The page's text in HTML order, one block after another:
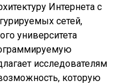
Интернета с
сетей,
университета
исследователям
которую